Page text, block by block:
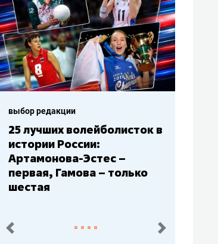
выбор редакции
Бюджеты клубов КХЛ: СКА
– главный мажор, «Ак
Барс» – второй, «Салават
Юлаев» – середняк
пред. след.